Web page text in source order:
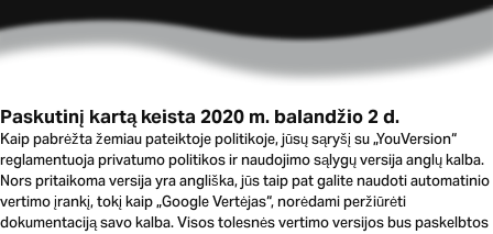
Paskutinį kartą keista 2020 m. balandžio 2 d.
Kaip pabrėžta žemiau pateiktoje politikoje, jūsų sąryšį su „YouVersion“
reglamentuoja privatumo politikos ir naudojimo sąlygų versija anglų kalba.
Nors pritaikoma versija yra angliška, jūs taip pat galite naudoti automatinio
vertimo įrankį, tokį kaip „Google Vertėjas“, norėdami peržiūrėti
dokumentaciją savo kalba. Visos tolesnės vertimo versijos bus paskelbtos